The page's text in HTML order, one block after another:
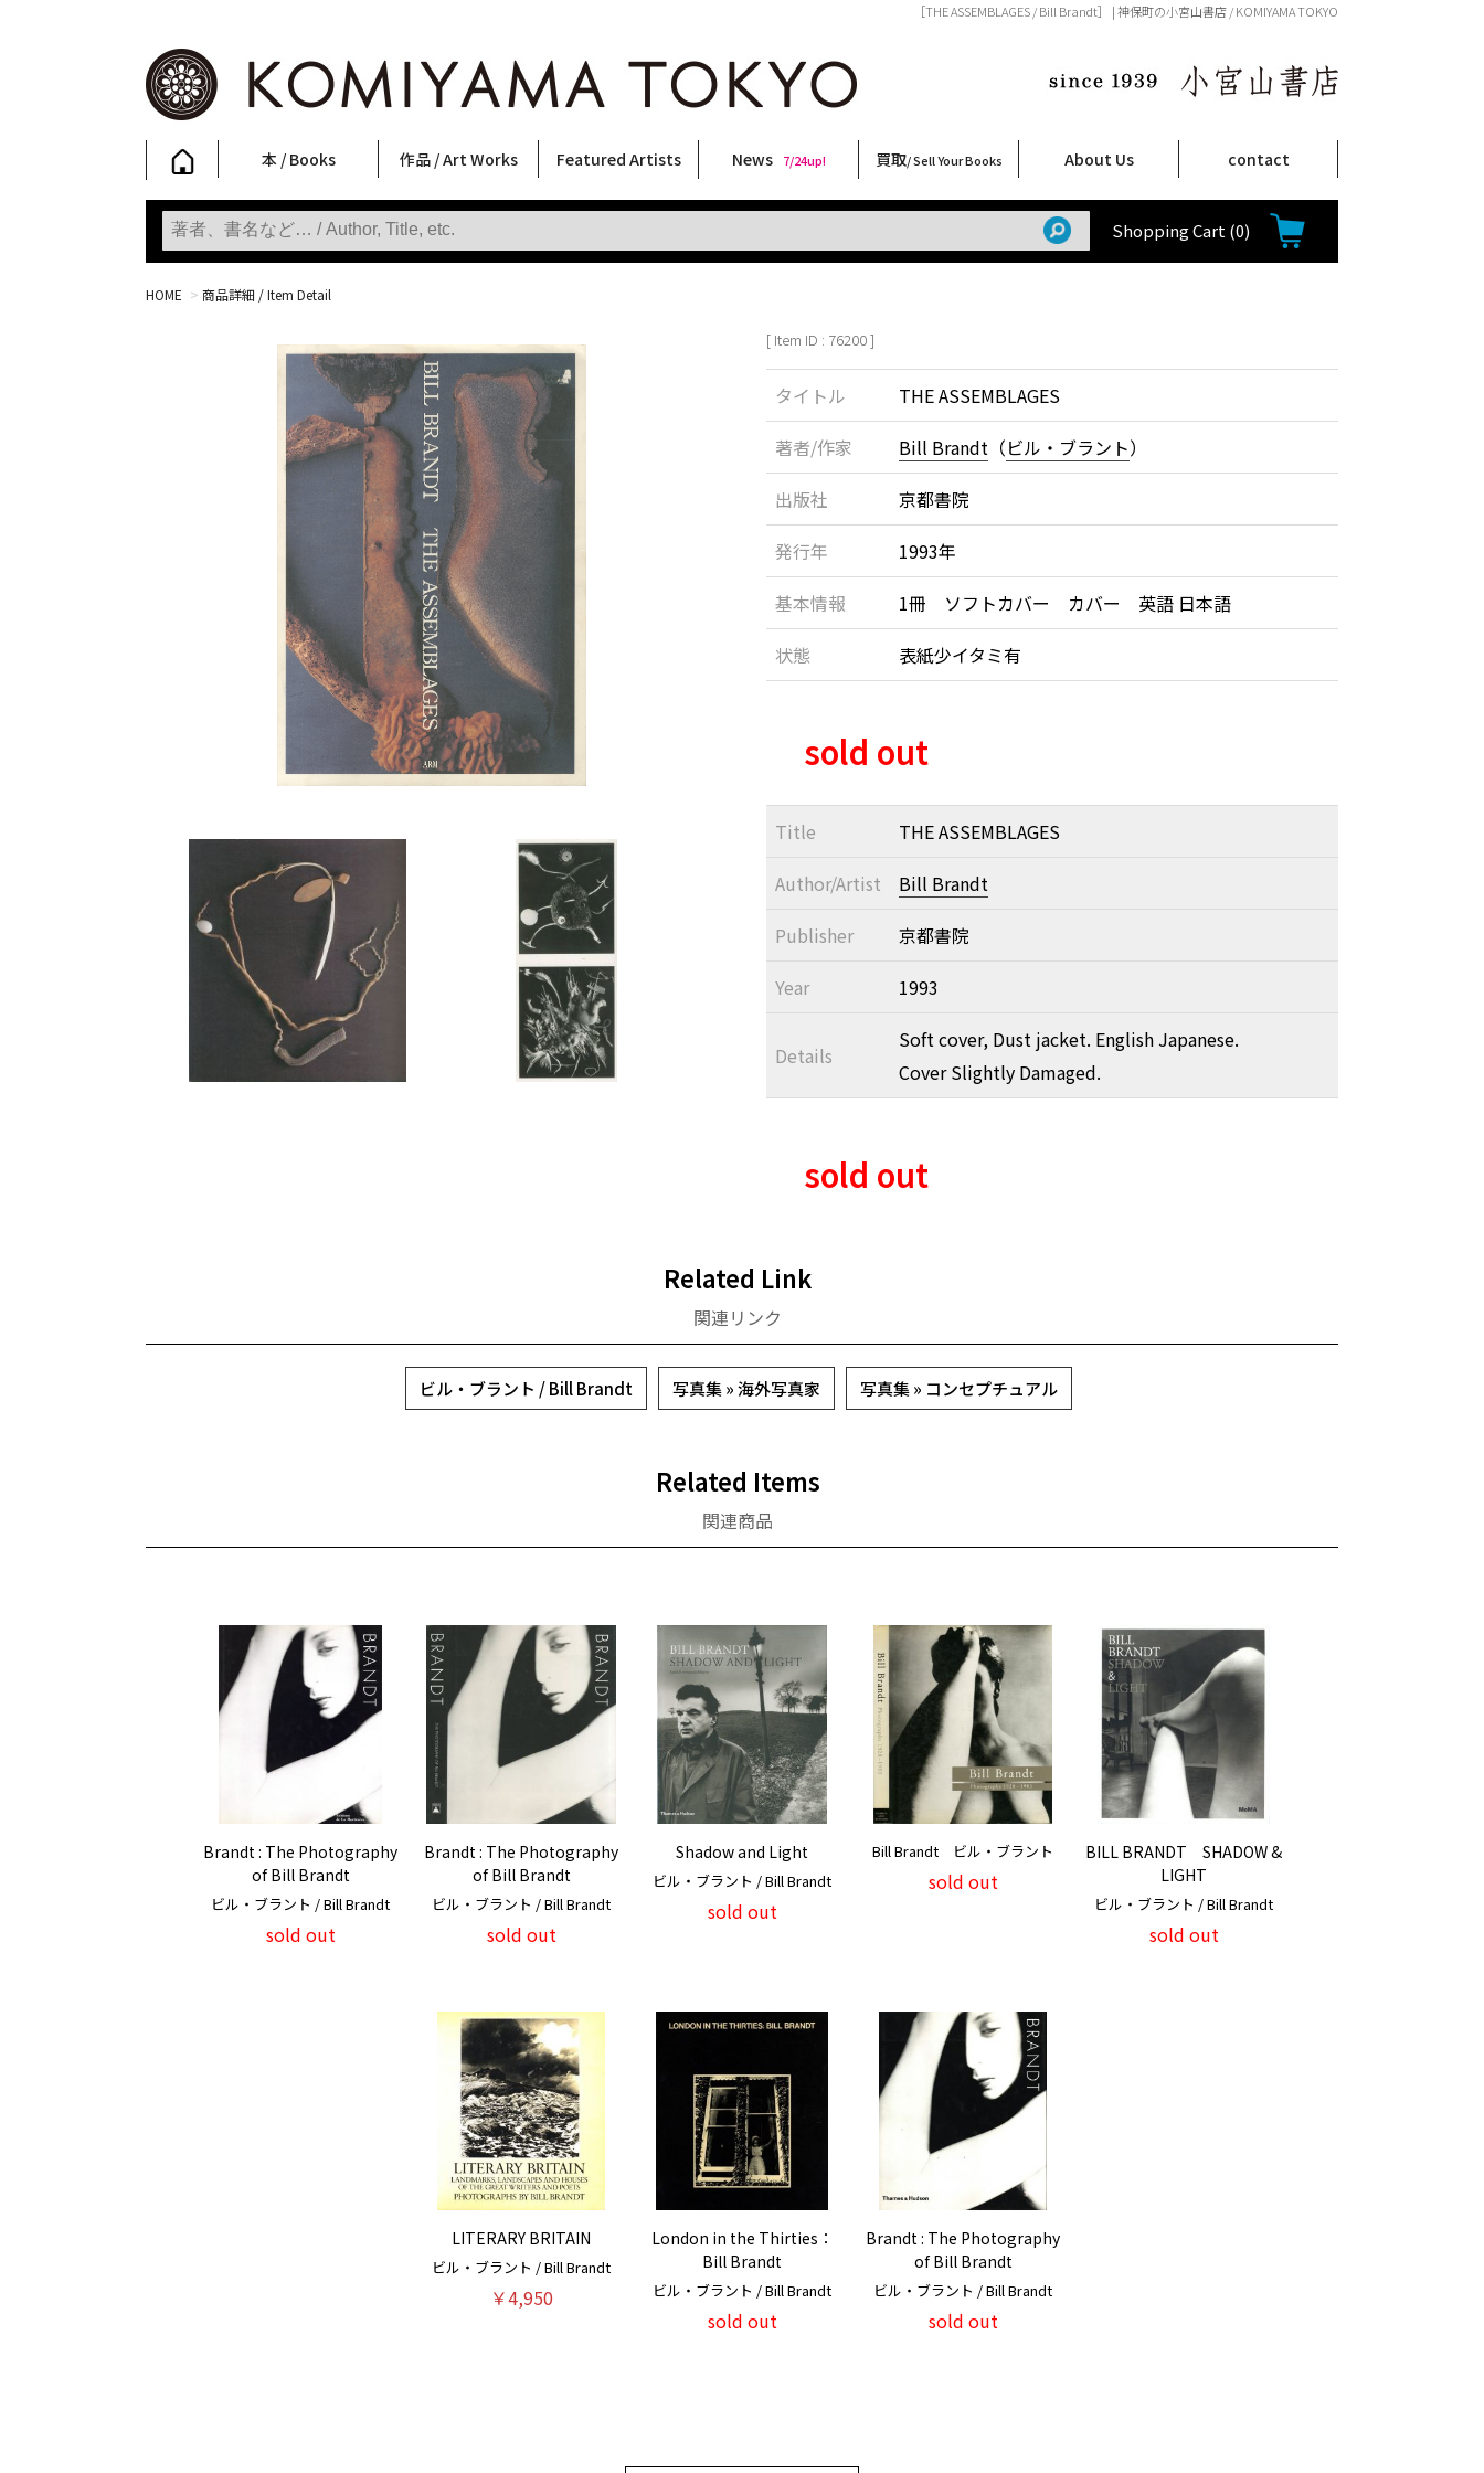
［THE ASSEMBLAGES / Bill Brandt］ | 神保町の小宮山書店 / KOMIYAMA TOKYO
本 / Books
写真集
Photobooks
ファッション
Fashion
アート / 美術
Art
文学・人文
Literature & Humanities
日本文化
Japanese Culture
新刊
New Books
SALE
SALE
作品 / Art Works
フォトグラフィー
Photography
ポスター
Posters
ストリートアート
Street Art
立体・その他
Sculptures / etc
アートワークス
Art Works
Primary Artworks
KOMIYAMA TOKYO ART LABEL
版画
Prints
Featured Artists
稲嶺啓一(東風終)
村田言恵
丸岡和吾
Rico Casella
キム・ロートン
菅谷晋一
柴田亜美
内藤啓介
CHRIS
北島敬三
三島剛
春川ナミオ
横尾忠則
秋赤音
天野タケル
三島由紀夫
森山大道
大西洋介
二本木里美
大類信
佐伯俊男
須藤昌人
林月光
COOKIE
内藤ルネ
News 7/24up!
新着・おすすめ商品 9/7up!
フェア・イベント情報 7/24up!
お店からのお知らせ 6/1up!
買取/ Sell Your Books
買取ブログ
買取専用フォーム
古書 / 古本の買取
美術品の買取
出張買取について
宅配買取について
店頭買取について
よくある質問
About Us
店舗案内
Shop Infomation
ご注文について
How to Order
特定商取引法に関する表示
プライバシーポリシー
contact
Shopping Cart (0)
HOME > 商品詳細 / Item Detail
[ Item ID : 76200 ]
タイトル
THE ASSEMBLAGES
著者/作家
Bill Brandt（ビル・ブラント）
出版社
京都書院
発行年
1993年
基本情報
1冊 ソフトカバー カバー 英語 日本語
状態
表紙少イタミ有
sold out
Title
THE ASSEMBLAGES
Author/Artist
Bill Brandt
Publisher
京都書院
Year
1993
Details
Soft cover, Dust jacket. English Japanese.
Cover Slightly Damaged.
sold out
Related Link
関連リンク
ビル・ブラント / Bill Brandt 写真集 » 海外写真家 写真集 » コンセプチュアル
Related Items
関連商品
Brandt : The Photography
of Bill Brandt
ビル・ブラント / Bill Brandt
sold out
Brandt : The Photography
of Bill Brandt
ビル・ブラント / Bill Brandt
sold out
Shadow and Light
ビル・ブラント / Bill Brandt
sold out
Bill Brandt ビル・ブラント
sold out
BILL BRANDT SHADOW &
LIGHT
ビル・ブラント / Bill Brandt
sold out
LITERARY BRITAIN
ビル・ブラント / Bill Brandt
￥4,950
London in the Thirties：
Bill Brandt
ビル・ブラント / Bill Brandt
sold out
Brandt : The Photography
of Bill Brandt
ビル・ブラント / Bill Brandt
sold out